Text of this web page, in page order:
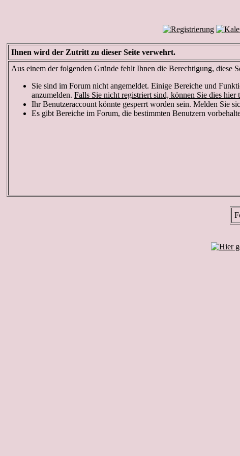
Ihnen wird der Zutritt zu dieser Seite verwehrt.
Aus einem der folgenden Gründe fehlt Ihnen die Berechtigung, diese
Sie sind im Forum nicht angemeldet. Einige Bereiche und
anzumelden. Falls Sie nicht registriert sind, können Sie dies hier
Ihr Benutzeraccount könnte gesperrt worden sein. Melden Sie
Es gibt Bereiche im Forum, die bestimmten Benutzern